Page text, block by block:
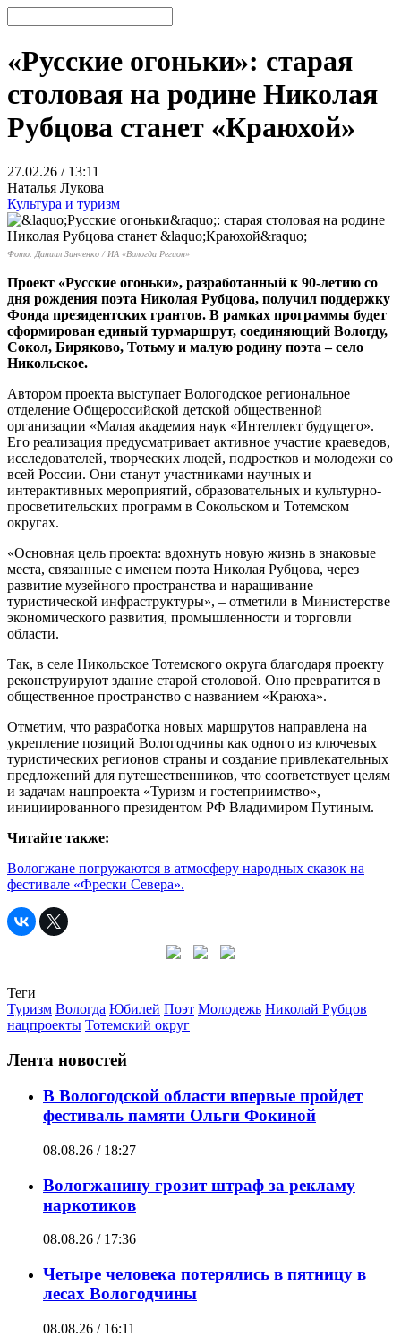
«Русские огоньки»: старая
столовая на родине Николая
Рубцова станет «Краюхой»
27.02.26 / 13:11
Наталья Лукова
Культура и туризм
Фото: Даниил Зинченко / ИА «Вологда Регион»
Проект «Русские огоньки», разработанный к 90-летию со
дня рождения поэта Николая Рубцова, получил поддержку
Фонда президентских грантов. В рамках программы будет
сформирован единый турмаршрут, соединяющий Вологду,
Сокол, Биряково, Тотьму и малую родину поэта – село
Никольское.
Автором проекта выступает Вологодское региональное
отделение Общероссийской детской общественной
организации «Малая академия наук «Интеллект будущего».
Его реализация предусматривает активное участие краеведов,
исследователей, творческих людей, подростков и молодежи со
всей России. Они станут участниками научных и
интерактивных мероприятий, образовательных и культурно-
просветительских программ в Сокольском и Тотемском
округах.
«Основная цель проекта: вдохнуть новую жизнь в знаковые
места, связанные с именем поэта Николая Рубцова, через
развитие музейного пространства и наращивание
туристической инфраструктуры», – отметили в Министерстве
экономического развития, промышленности и торговли
области.
Так, в селе Никольское Тотемского округа благодаря проекту
реконструируют здание старой столовой. Оно превратится в
общественное пространство с названием «Краюха».
Отметим, что разработка новых маршрутов направлена на
укрепление позиций Вологодчины как одного из ключевых
туристических регионов страны и создание привлекательных
предложений для путешественников, что соответствует целям
и задачам нацпроекта «Туризм и гостеприимство»,
инициированного президентом РФ Владимиром Путиным.
Читайте также:
Вологжане погружаются в атмосферу народных сказок на
фестивале «Фрески Севера».
Теги
Туризм Вологда Юбилей Поэт Молодежь Николай Рубцов
нацпроекты Тотемский округ
Лента новостей
В Вологодской области впервые пройдет
фестиваль памяти Ольги Фокиной
08.08.26 / 18:27
Вологжанину грозит штраф за рекламу
наркотиков
08.08.26 / 17:36
Четыре человека потерялись в пятницу в
лесах Вологодчины
08.08.26 / 16:11